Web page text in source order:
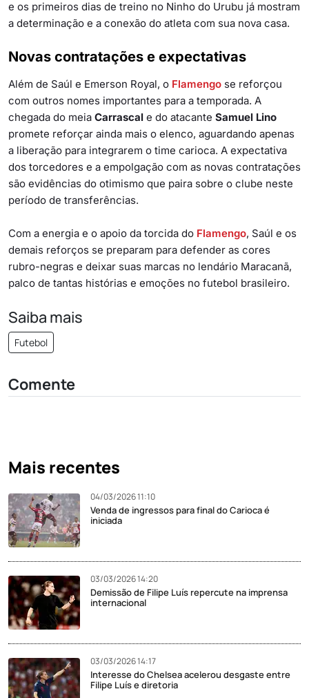
e os primeiros dias de treino no Ninho do Urubu já mostram
a determinação e a conexão do atleta com sua nova casa.
Novas contratações e expectativas
Além de Saúl e Emerson Royal, o Flamengo se reforçou
com outros nomes importantes para a temporada. A
chegada do meia Carrascal e do atacante Samuel Lino
promete reforçar ainda mais o elenco, aguardando apenas
a liberação para integrarem o time carioca. A expectativa
dos torcedores e a empolgação com as novas contratações
são evidências do otimismo que paira sobre o clube neste
período de transferências.
Com a energia e o apoio da torcida do Flamengo, Saúl e os
demais reforços se preparam para defender as cores
rubro-negras e deixar suas marcas no lendário Maracanã,
palco de tantas histórias e emoções no futebol brasileiro.
Saiba mais
Futebol
Comente
Mais recentes
04/03/2026 11:10
Venda de ingressos para final do Carioca é
iniciada
03/03/2026 14:20
Demissão de Filipe Luís repercute na imprensa
internacional
03/03/2026 14:17
Interesse do Chelsea acelerou desgaste entre
Filipe Luís e diretoria